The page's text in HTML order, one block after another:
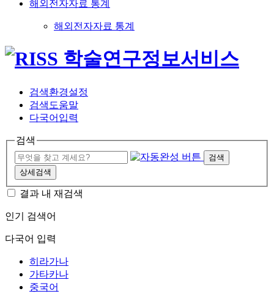
해외전자자료 통계
해외전자자료 통계
검색환경설정
검색도움말
다국어입력
검색
검색
상세검색
결과 내 재검색
인기 검색어
다국어 입력
히라가나
가타카나
중국어